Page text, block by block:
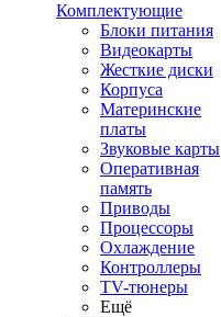
Комплектующие
Блоки питания
Видеокарты
Жесткие диски
Корпуса
Материнские
платы
Звуковые карты
Оперативная
память
Приводы
Процессоры
Охлаждение
Контроллеры
TV-тюнеры
Ещё